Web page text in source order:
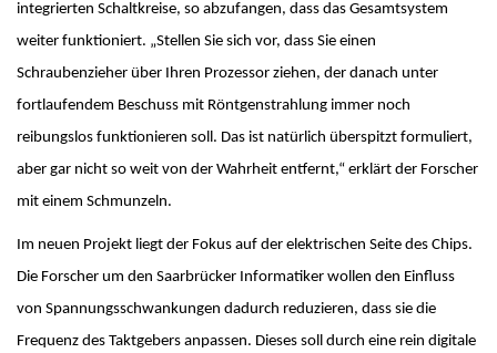
integrierten Schaltkreise, so abzufangen, dass das Gesamtsystem
weiter funktioniert. „Stellen Sie sich vor, dass Sie einen
Schraubenzieher über Ihren Prozessor ziehen, der danach unter
fortlaufendem Beschuss mit Röntgenstrahlung immer noch
reibungslos funktionieren soll. Das ist natürlich überspitzt formuliert,
aber gar nicht so weit von der Wahrheit entfernt,“ erklärt der Forscher
mit einem Schmunzeln.
Im neuen Projekt liegt der Fokus auf der elektrischen Seite des Chips.
Die Forscher um den Saarbrücker Informatiker wollen den Einfluss
von Spannungsschwankungen dadurch reduzieren, dass sie die
Frequenz des Taktgebers anpassen. Dieses soll durch eine rein digitale